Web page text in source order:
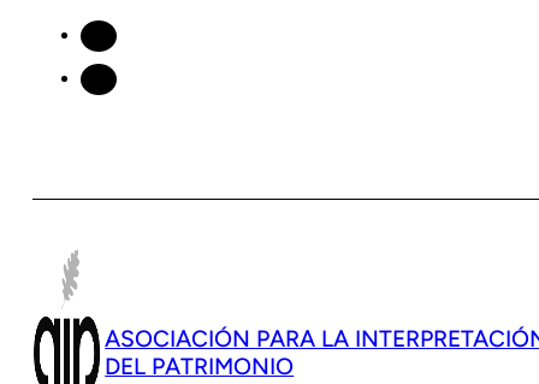
ASOCIACIÓN PARA LA
DEL PATRIMONIO